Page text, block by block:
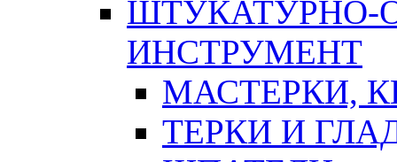
ШТУКАТУРНО-
ИНСТРУМЕНТ
МАСТЕРКИ,
ТЕРКИ И